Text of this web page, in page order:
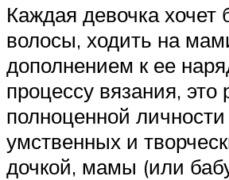
Каждая девочка
волосы, ходить на
дополнением к ее
процессу вязания,
полноценной
умственных и
дочкой, мамы (или